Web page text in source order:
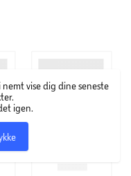
nemt vise dig dine seneste
igen.